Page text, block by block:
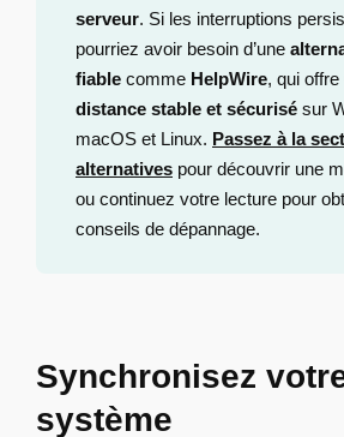
serveur. Si les interruptions
pourriez avoir besoin d’une
fiable comme HelpWire, qui offre
distance stable et sécurisé sur
macOS et Linux. Passez à la
alternatives pour découvrir une
ou continuez votre lecture pour
conseils de dépannage.
Synchronisez
système